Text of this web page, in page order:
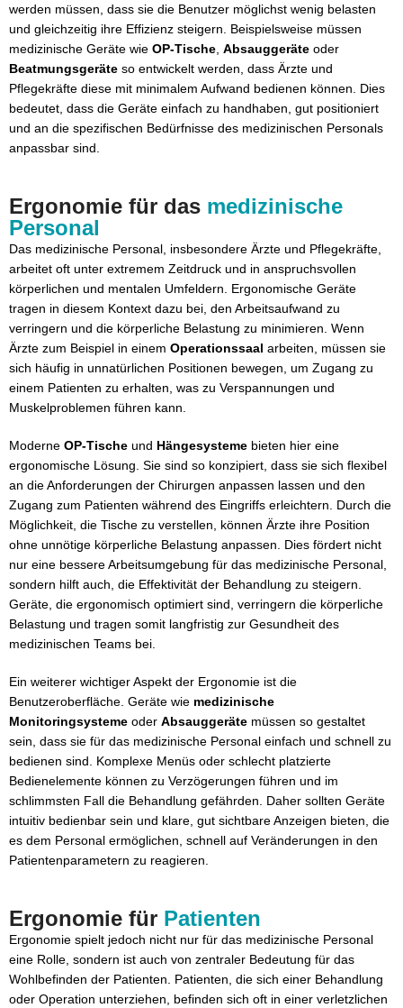
werden müssen, dass sie die Benutzer möglichst wenig belasten
und gleichzeitig ihre Effizienz steigern. Beispielsweise müssen
medizinische Geräte wie OP-Tische Absauggeräte oder
Beatmungsgeräte so entwickelt werden, dass Ärzte und
Pflegekräfte diese mit minimalem Aufwand bedienen können. Dies
bedeutet, dass die Geräte einfach zu handhaben, gut positioniert
und an die spezifischen Bedürfnisse des medizinischen Personals
anpassbar sind.
Ergonomie für das medizinische
Personal
Das medizinische Personal, insbesondere Ärzte und Pflegekräfte,
arbeitet oft unter extremem Zeitdruck und in anspruchsvollen
körperlichen und mentalen Umfeldern. Ergonomische Geräte
tragen in diesem Kontext dazu bei, den Arbeitsaufwand zu
verringern und die körperliche Belastung zu minimieren. Wenn
Ärzte zum Beispiel in einem Operationssaal arbeiten, müssen sie
sich häufig in unnatürlichen Positionen bewegen, um Zugang zu
einem Patienten zu erhalten, was zu Verspannungen und
Muskelproblemen führen kann.
Moderne OP-Tische und Hängesysteme bieten hier eine
ergonomische Lösung. Sie sind so konzipiert, dass sie sich flexibel
an die Anforderungen der Chirurgen anpassen lassen und den
Zugang zum Patienten während des Eingriffs erleichtern. Durch die
Möglichkeit, die Tische zu verstellen, können Ärzte ihre Position
ohne unnötige körperliche Belastung anpassen. Dies fördert nicht
nur eine bessere Arbeitsumgebung für das medizinische Personal,
sondern hilft auch, die Effektivität der Behandlung zu steigern.
Geräte, die ergonomisch optimiert sind, verringern die körperliche
Belastung und tragen somit langfristig zur Gesundheit des
medizinischen Teams bei.
Ein weiterer wichtiger Aspekt der Ergonomie ist die
Benutzeroberfläche. Geräte wie medizinische
Monitoringsysteme oder Absauggeräte müssen so gestaltet
sein, dass sie für das medizinische Personal einfach und schnell zu
bedienen sind. Komplexe Menüs oder schlecht platzierte
Bedienelemente können zu Verzögerungen führen und im
schlimmsten Fall die Behandlung gefährden. Daher sollten Geräte
intuitiv bedienbar sein und klare, gut sichtbare Anzeigen bieten, die
es dem Personal ermöglichen, schnell auf Veränderungen in den
Patientenparametern zu reagieren.
Ergonomie für Patienten
Ergonomie spielt jedoch nicht nur für das medizinische Personal
eine Rolle, sondern ist auch von zentraler Bedeutung für das
Wohlbefinden der Patienten. Patienten, die sich einer Behandlung
oder Operation unterziehen, befinden sich oft in einer verletzlichen